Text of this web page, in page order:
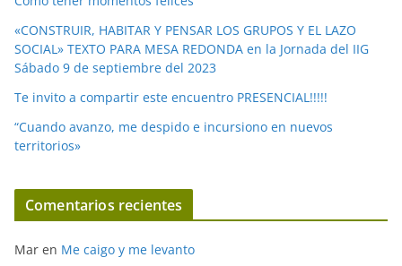
«CONSTRUIR, HABITAR Y PENSAR LOS GRUPOS Y EL LAZO
SOCIAL» TEXTO PARA MESA REDONDA en la Jornada del IIG
Sábado 9 de septiembre del 2023
Te invito a compartir este encuentro PRESENCIAL!!!!!
“Cuando avanzo, me despido e incursiono en nuevos
territorios»
Comentarios recientes
Mar en Me caigo y me levanto